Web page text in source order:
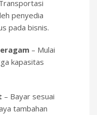
penyedia
pada bisnis.
– Mulai
kapasitas
– Bayar sesuai
tambahan